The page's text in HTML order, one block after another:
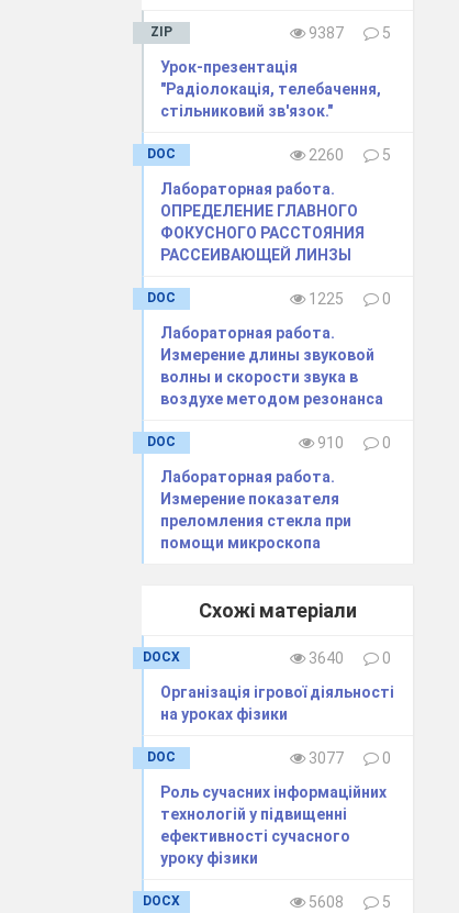
ZIP 9387
5
Урок-презентація
"Радіолокація, телебачення,
стільниковий зв'язок."
DOC 2260
5
Лабораторная работа.
ОПРЕДЕЛЕНИЕ ГЛАВНОГО
ФОКУСНОГО РАССТОЯНИЯ
РАССЕИВАЮЩЕЙ ЛИНЗЫ
DOC 1225
0
Лабораторная работа.
Измерение длины звуковой
волны и скорости звука в
воздухе методом резонанса
DOC 910
0
Лабораторная работа.
Измерение показателя
преломления стекла при
помощи микроскопа
Схожі матеріали
DOCX 3640
0
Організація ігрової діяльності
на уроках фізики
DOC 3077
0
Роль сучасних інформаційних
технологій у підвищенні
ефективності сучасного
уроку фізики
DOCX 5608
5